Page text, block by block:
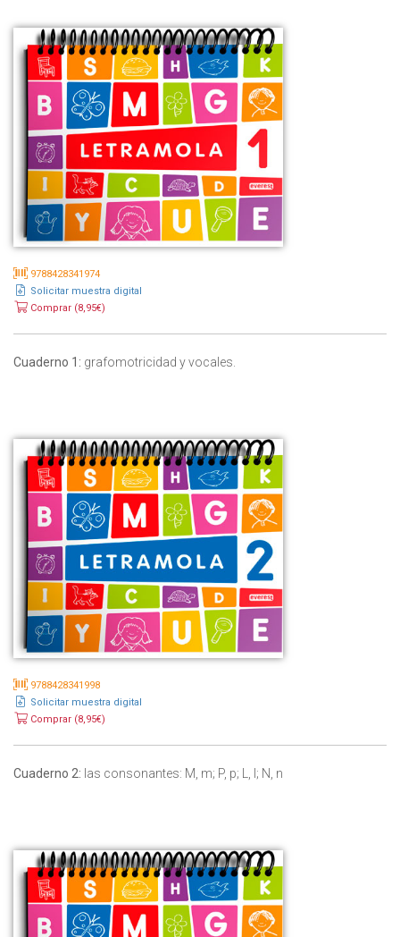
9788428341974
Solicitar muestra digital
Comprar (8,95€)
Cuaderno 1: grafomotricidad y vocales.
9788428341998
Solicitar muestra digital
Comprar (8,95€)
Cuaderno 2: las consonantes: M, m; P, p; L, l; N, n